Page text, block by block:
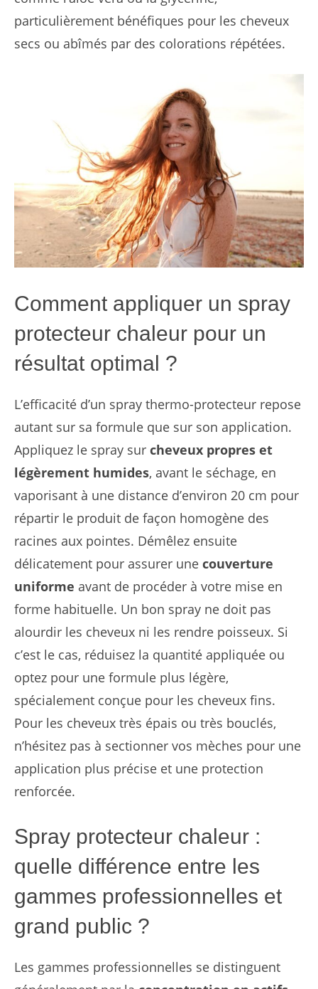
particulièrement bénéfiques pour les cheveux
secs ou abîmés par des colorations répétées.
Comment appliquer un spray
protecteur chaleur pour un
résultat optimal ?
L’efficacité d’un spray thermo-protecteur repose
autant sur sa formule que sur son application.
Appliquez le spray sur cheveux propres et
légèrement humides, avant le séchage, en
vaporisant à une distance d’environ 20 cm pour
répartir le produit de façon homogène des
racines aux pointes. Démêlez ensuite
délicatement pour assurer une couverture
uniforme avant de procéder à votre mise en
forme habituelle. Un bon spray ne doit pas
alourdir les cheveux ni les rendre poisseux. Si
c’est le cas, réduisez la quantité appliquée ou
optez pour une formule plus légère,
spécialement conçue pour les cheveux fins.
Pour les cheveux très épais ou très bouclés,
n’hésitez pas à sectionner vos mèches pour une
application plus précise et une protection
renforcée.
Spray protecteur chaleur :
quelle différence entre les
gammes professionnelles et
grand public ?
Les gammes professionnelles se distinguent